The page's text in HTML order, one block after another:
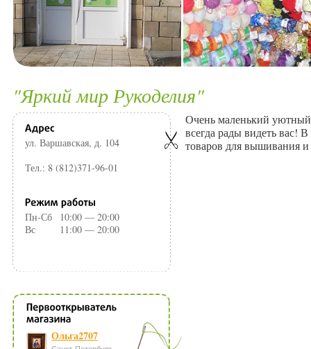
"Яркий мир Рукоделия"
ул. Варшавская, д. 104
Тел.: 8 (812)371-96-01
Пн-Сб
10:00 — 20:00
Вс
11:00 — 20:00
Ольга2707
Очень маленький
всегда рады видеть вас!
товаров для вышивания и